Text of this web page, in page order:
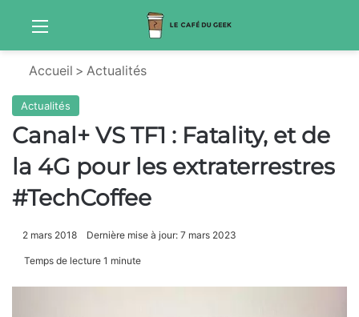
Accueil > Actualités
Actualités
Canal+ VS TF1 : Fatality, et de
la 4G pour les extraterrestres
#TechCoffee
2 mars 2018 Dernière mise à jour: 7 mars 2023
Temps de lecture 1 minute